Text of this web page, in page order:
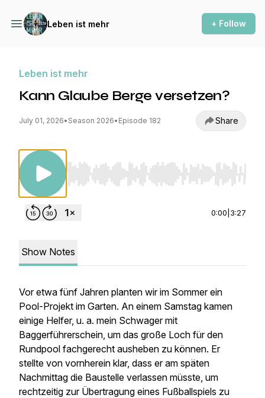
Leben ist mehr + Follow
Leben ist mehr
Kann Glaube Berge versetzen?
July 01, 2026• Season 2026• Episode 182 Share
Use Left/Right to seek, Home/End to jump
0:00 3:27
Show Notes
Vor etwa fünf Jahren planten wir im Sommer ein
Pool-Projekt im Garten. An einem Samstag kamen
einige Helfer, u. a. mein Schwager mit
Baggerführerschein, um das große Loch für den
Rundpool fachgerecht ausheben zu können. Er
stellte von vornherein klar, dass er am späten
Nachmittag die Baustelle verlassen müsste, um
rechtzeitig zur Übertragung eines Fußballspiels zu